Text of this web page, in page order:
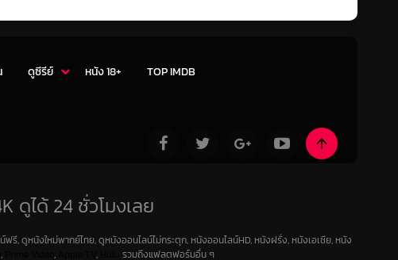
ดูซีรีย์ หนัง 18+ TOP IMDB
ดูได้ 24 ชั่วโมงเลย
, ดูหนังใหม่พากย์ไทย, ดูหนังออนไลน์ไม่กระตุก, หนังออนไลน์HD, หนังฝรั่ง, หนังเอเชีย, หนัง
, , , รวมถึงแฟลตฟอร์มอื่น ๆ